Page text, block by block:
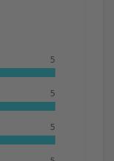
5
5
5